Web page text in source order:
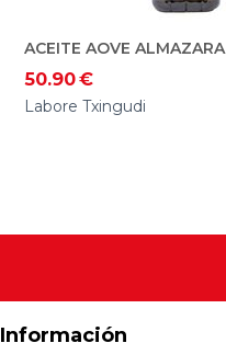
50.90€
Labore Txingudi
Información